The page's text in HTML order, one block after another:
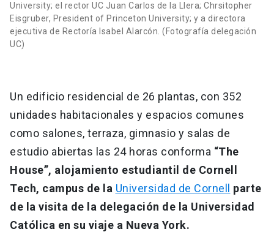
University; el rector UC Juan Carlos de la Llera; Chrsitopher
Eisgruber, President of Princeton University; y a directora
ejecutiva de Rectoría Isabel Alarcón. (Fotografía delegación
UC)
Un edificio residencial de 26 plantas, con 352
unidades habitacionales y espacios comunes
como salones, terraza, gimnasio y salas de
estudio abiertas las 24 horas conforma “The
House”, alojamiento estudiantil de Cornell
Tech, campus de la Universidad de Cornell
parte
de la visita de la delegación de la Universidad
Católica en su viaje a Nueva York.